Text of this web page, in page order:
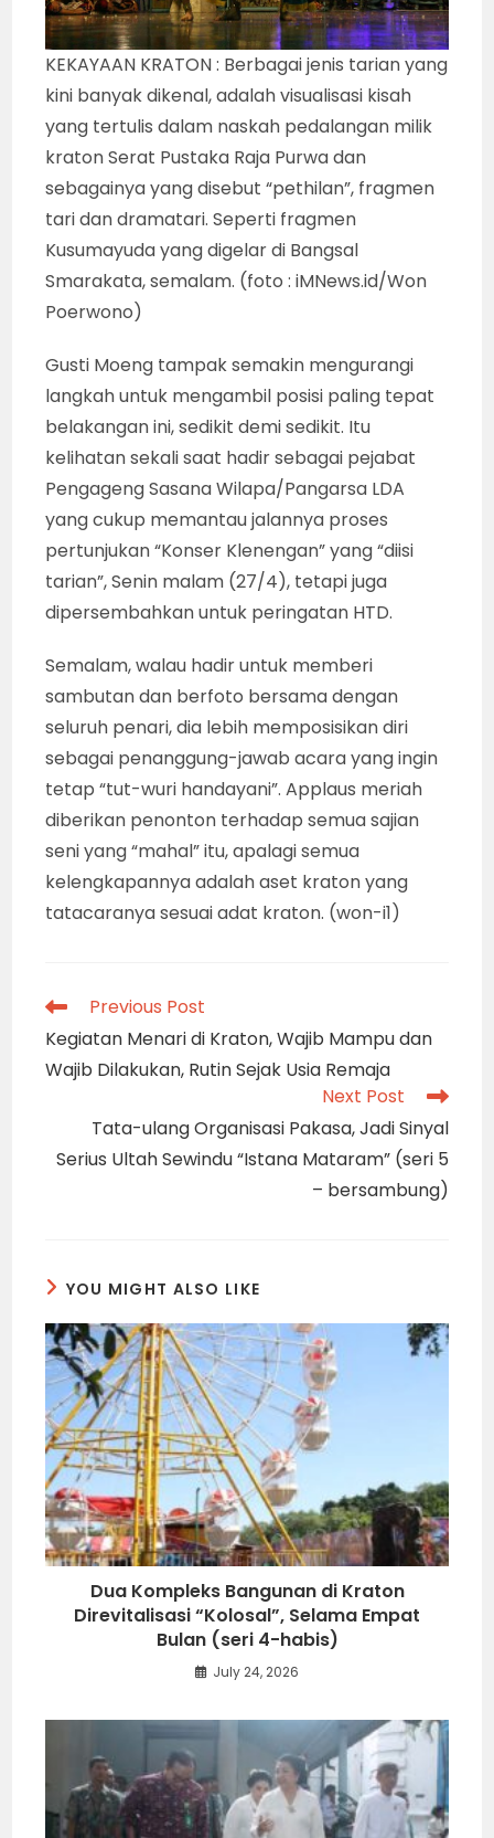
KEKAYAAN KRATON : Berbagai jenis tarian yang
kini banyak dikenal, adalah visualisasi kisah
yang tertulis dalam naskah pedalangan milik
kraton Serat Pustaka Raja Purwa dan
sebagainya yang disebut “pethilan”, fragmen
tari dan dramatari. Seperti fragmen
Kusumayuda yang digelar di Bangsal
Smarakata, semalam. (foto : iMNews.id/Won
Poerwono)
Gusti Moeng tampak semakin mengurangi
langkah untuk mengambil posisi paling tepat
belakangan ini, sedikit demi sedikit. Itu
kelihatan sekali saat hadir sebagai pejabat
Pengageng Sasana Wilapa/Pangarsa LDA
yang cukup memantau jalannya proses
pertunjukan “Konser Klenengan” yang “diisi
tarian”, Senin malam (27/4), tetapi juga
dipersembahkan untuk peringatan HTD.
Semalam, walau hadir untuk memberi
sambutan dan berfoto bersama dengan
seluruh penari, dia lebih memposisikan diri
sebagai penanggung-jawab acara yang ingin
tetap “tut-wuri handayani”. Applaus meriah
diberikan penonton terhadap semua sajian
seni yang “mahal” itu, apalagi semua
kelengkapannya adalah aset kraton yang
tatacaranya sesuai adat kraton. (won-i1)
Read
more
articles
Previous Post
Kegiatan Menari di Kraton, Wajib Mampu dan
Wajib Dilakukan, Rutin Sejak Usia Remaja
Next Post
Tata-ulang Organisasi Pakasa, Jadi Sinyal
Serius Ultah Sewindu “Istana Mataram” (seri 5
– bersambung)
YOU MIGHT ALSO LIKE
Dua Kompleks Bangunan di Kraton
Direvitalisasi “Kolosal”, Selama Empat
Bulan (seri 4-habis)
July 24, 2026